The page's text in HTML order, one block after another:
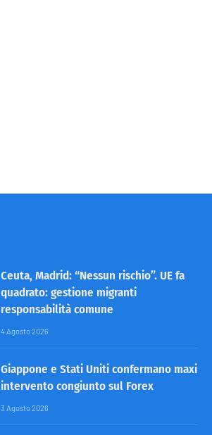
Ceuta, Madrid: “Nessun rischio”. UE fa
quadrato: gestione migranti
responsabilità comune
4 Agosto 2026
Giappone e Stati Uniti confermano maxi
intervento congiunto sul Forex
3 Agosto 2026